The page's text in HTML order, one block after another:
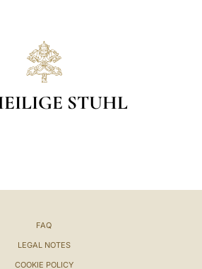
STUHL
FAQ
LEGAL NOTES
COOKIE POLICY